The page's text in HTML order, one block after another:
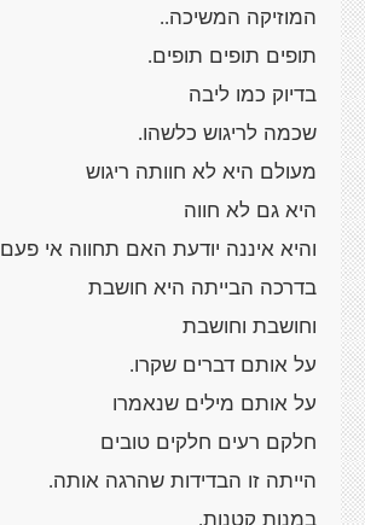
המוזיקה המשיכה..
תופים תופים תופים.
בדיוק כמו ליבה
שכמה לריגוש כלשהו.
מעולם היא לא חוותה ריגוש
היא גם לא חווה
והיא איננה יודעת האם תחווה אי פעם
בדרכה הבייתה היא חושבת
וחושבת וחושבת
על אותם דברים שקרו.
על אותם מילים שנאמרו
חלקם רעים חלקים טובים
הייתה זו הבדידות שהרגה אותה.
במנות קטנות.